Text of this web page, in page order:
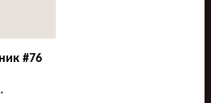
#76